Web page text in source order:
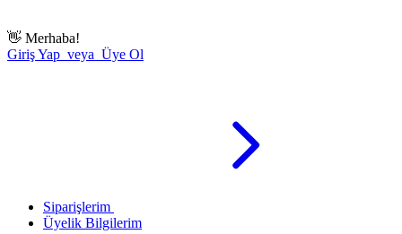
👋 Merhaba!
Giriş Yap veya Üye Ol
Siparişlerim
Üyelik Bilgilerim